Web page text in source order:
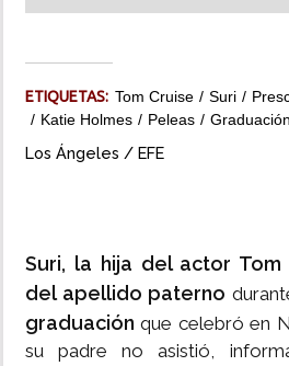
ETIQUETAS: Tom Cruise Suri
Katie Holmes
Peleas Graduación
Los Ángeles / EFE
Suri, la hija del actor Tom
del apellido paterno
graduaciónque celebró en
su padre no asistió,